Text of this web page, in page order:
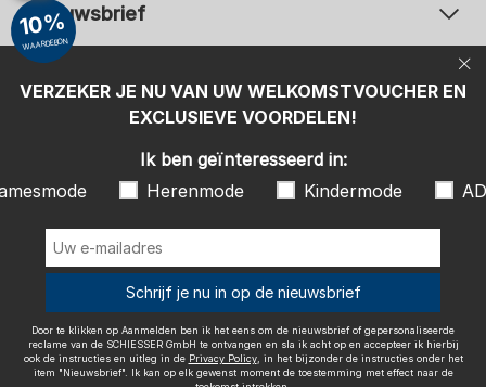
Nieuwsbrief
Uw
Uw e-mailadres
Aanmelden
Herenmode
ADIDAS
Door te klikken op Aanmelden ben ik het eens om de nieuwsbrief of
gepersonaliseerde reclame van de SCHIESSER GmbH te ontvangen en
sla ik acht op en accepteer ik hierbij ook de instructies en uitleg in de
, in het bijzonder de instructies onder het item
effect naar de toekomst intrekken.
Betaalwijzen
Wij bezorgen met
VERZEKER JE NU VAN UW WELKOMSTVOUCHER EN
EXCLUSIEVE VOORDELEN!
10%
WAARDEBON
Ik ben geïnteresseerd in:
Herenmode Kindermode
Schrijf je nu in op de nieuwsbrief
Door te klikken op Aanmelden ben ik het eens om de nieuwsbrief of gepersonaliseerde
reclame van de SCHIESSER GmbH te ontvangen en sla ik acht op en accepteer ik hierbij
ook de instructies en uitleg in de Privacy Policy, in het bijzonder de instructies onder het
item "Nieuwsbrief". Ik kan op elk gewenst moment de toestemming met effect naar de